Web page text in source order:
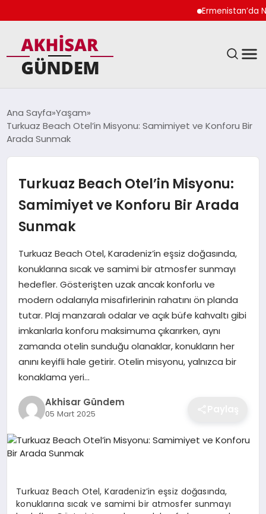
Ermenistan’da
DÜNYA
TEKNOLOJI
YAŞAM
Ana Sayfa Yaşam
Turkuaz Beach Otel’in Misyonu: Samimiyet ve Konforu Bir
Arada Sunmak
Turkuaz Beach Otel’in Misyonu:
Samimiyet ve Konforu Bir Arada
Sunmak
Turkuaz Beach Otel, Karadeniz’in eşsiz doğasında,
konuklarına sıcak ve samimi bir atmosfer sunmayı
hedefler. Gösterişten uzak ancak konforlu ve
modern odalarıyla misafirlerinin rahatını ön planda
tutar. Plaj manzaralı odalar ve açık büfe kahvaltı gibi
imkanlarla konforu maksimuma çıkarırken, aynı
zamanda otelin sunduğu olanaklar, konukların her
anını keyifli hale getirir. Otelin misyonu, yalnızca bir
konaklama yeri…
Akhisar Gündem
05 Mart 2025
Turkuaz Beach Otel, Karadeniz’in eşsiz doğasında,
konuklarına sıcak ve samimi bir atmosfer sunmayı